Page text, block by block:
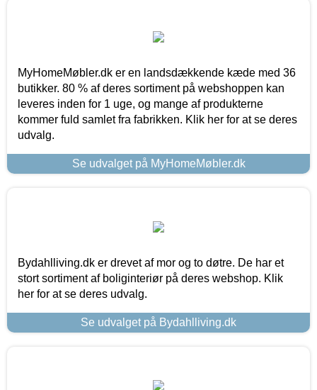
MyHomeMøbler.dk er en landsdækkende kæde med 36
butikker. 80 % af deres sortiment på webshoppen kan
leveres inden for 1 uge, og mange af produkterne
kommer fuld samlet fra fabrikken. Klik her for at se deres
udvalg.
Se udvalget på MyHomeMøbler.dk
Bydahlliving.dk er drevet af mor og to døtre. De har et
stort sortiment af boliginteriør på deres webshop. Klik
her for at se deres udvalg.
Se udvalget på Bydahlliving.dk